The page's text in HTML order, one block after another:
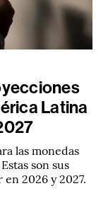
Latina
las monedas
son sus
2026 y 2027.